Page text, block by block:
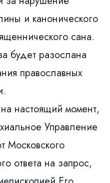
и канонического
сана.
будет разослана
православных
настоящий момент,
Управление
Московского
ответа на запрос,